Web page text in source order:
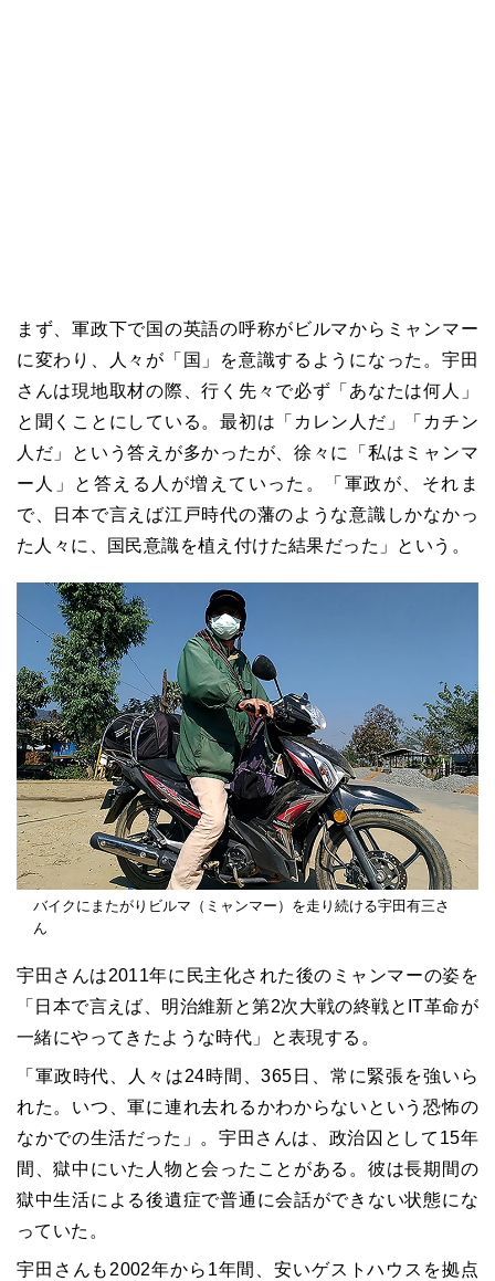
まず、軍政下で国の英語の呼称がビルマからミャンマー
に変わり、人々が「国」を意識するようになった。宇田
さんは現地取材の際、行く先々で必ず「あなたは何人」
と聞くことにしている。最初は「カレン人だ」「カチン
人だ」という答えが多かったが、徐々に「私はミャンマ
ー人」と答える人が増えていった。「軍政が、それま
で、日本で言えば江戸時代の藩のような意識しかなかっ
た人々に、国民意識を植え付けた結果だった」という。
バイクにまたがりビルマ（ミャンマー）を走り続ける宇田有三さ
ん
宇田さんは2011年に民主化された後のミャンマーの姿を
「日本で言えば、明治維新と第2次大戦の終戦とIT革命が
一緒にやってきたような時代」と表現する。
「軍政時代、人々は24時間、365日、常に緊張を強いら
れた。いつ、軍に連れ去れるかわからないという恐怖の
なかでの生活だった」。宇田さんは、政治囚として15年
間、獄中にいた人物と会ったことがある。彼は長期間の
獄中生活による後遺症で普通に会話ができない状態にな
っていた。
宇田さんも2002年から1年間、安いゲストハウスを拠点